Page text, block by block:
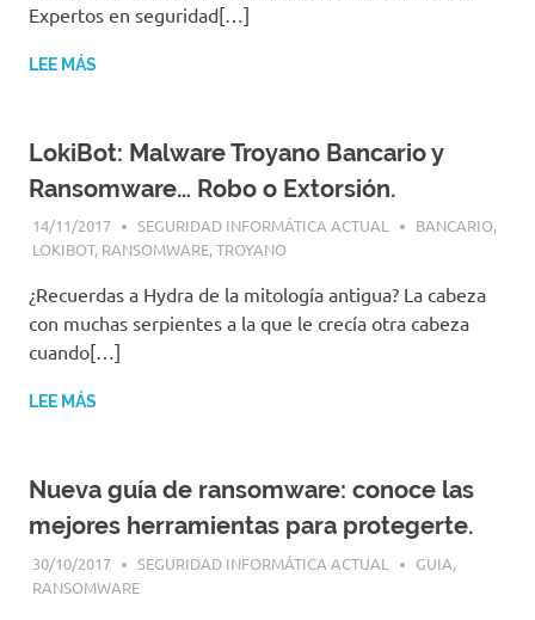
Expertos en seguridad[…]
LEE MÁS
LokiBot: Malware Troyano Bancario y
Ransomware… Robo o Extorsión.
14/11/2017 SEGURIDAD INFORMÁTICA ACTUAL BANCARIO,
LOKIBOT, RANSOMWARE,TROYANO
¿Recuerdas a Hydra de la mitología antigua? La cabeza
con muchas serpientes a la que le crecía otra cabeza
cuando[…]
LEE MÁS
Nueva guía de ransomware: conoce las
mejores herramientas para protegerte.
30/10/2017 SEGURIDAD INFORMÁTICA ACTUAL GUIA,
RANSOMWARE